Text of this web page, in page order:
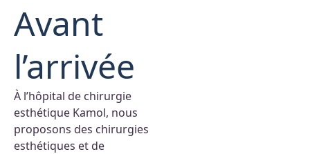
Avant
l’arrivée
À l’hôpital de chirurgie
esthétique Kamol, nous
proposons des chirurgies
esthétiques et de